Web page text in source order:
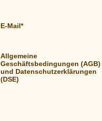
E-Mail*
Allgemeine
Geschäftsbedingungen (AGB)
und Datenschutzerklärungen
(DSE)